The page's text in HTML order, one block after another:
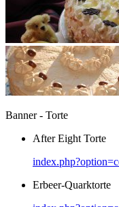
Banner - Torte
After Eight Torte
Erbeer-Quarktorte